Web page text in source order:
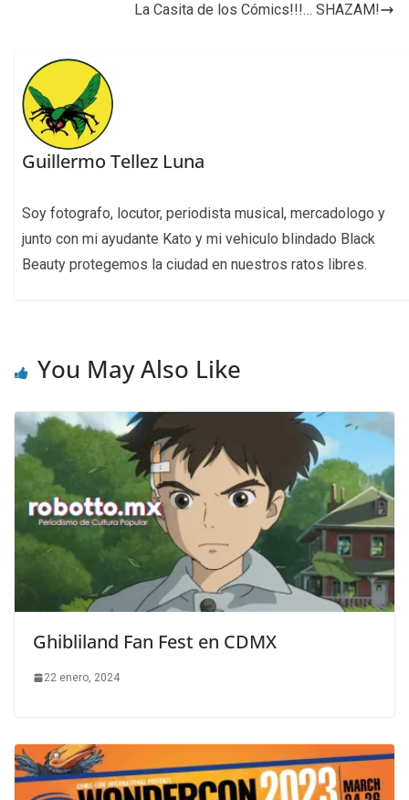
La Casita de los Cómics!!!… SHAZAM!
Guillermo Tellez Luna
Soy fotografo, locutor, periodista musical, mercadologo y
junto con mi ayudante Kato y mi vehiculo blindado Black
Beauty protegemos la ciudad en nuestros ratos libres.
You May Also Like
Ghibliland Fan Fest en CDMX
22 enero, 2024